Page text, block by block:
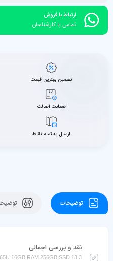
ارتباط با فروش
تماس با کارشناسان
تضمین بهترین قیمت
ضمانت اصالت
ارسال به تمام نقاط
توضیحات
نقد و بررسی اجمالی
16GB RAM 256GB SSD 13.3